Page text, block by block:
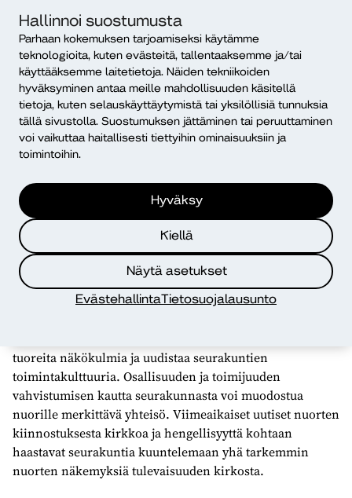
Hallinnoi suostumusta
Parhaan kokemuksen tarjoamiseksi käytämme
teknologioita, kuten evästeitä, tallentaaksemme ja/tai
käyttääksemme laitetietoja. Näiden tekniikoiden
hyväksyminen antaa meille mahdollisuuden käsitellä
tietoja, kuten selauskäyttäytymistä tai yksilöllisiä tunnuksia
tällä sivustolla. Suostumuksen jättäminen tai peruuttaminen
voi vaikuttaa haitallisesti tiettyihin ominaisuuksiin ja
toimintoihin.
Hyväksy
Kiellä
Näytä asetukset
EvästehallintaTietosuojalausunto
ja läsnäolo-oikeus seurakuntaneuvostossa tai
valtuustossa. Joissakin seurakunnissa nuorilla oli oma
edustus työryhmissä ja joissakin nuoret saivat päättää
lähinnä ”omissa” nuorten toimintaan liittyvissä asioissa.
Nuorten roolin vahvistaminen nähtiin tärkeäksi
erityisesti kirkon tulevaisuuden näkökulmasta.
Jani Ahosen (2025) ylemmän ammattikorkeakoulun
opinnäytetyön mukaan nuoret vaikuttajat kaipaavat
nuorilähtöisen vuorovaikutuksen, aidon kohtaamisen ja
keskustelun. Nuoret toivoivat selkeämpää viestintää ja
myös nuorille ymmärrettävää kieltä. Nuorten
vaikuttajaryhmien kehittyminen ja nuorten sitoutuminen
toimintaan vaatii avointa vuoropuhelua
vaikuttajaryhmien ja muiden luottamushenkilöiden
tuoreita näkökulmia ja uudistaa seurakuntien
toimintakulttuuria. Osallisuuden ja toimijuuden
vahvistumisen kautta seurakunnasta voi muodostua
nuorille merkittävä yhteisö. Viimeaikaiset uutiset nuorten
kiinnostuksesta kirkkoa ja hengellisyyttä kohtaan
haastavat seurakuntia kuuntelemaan yhä tarkemmin
nuorten näkemyksiä tulevaisuuden kirkosta.